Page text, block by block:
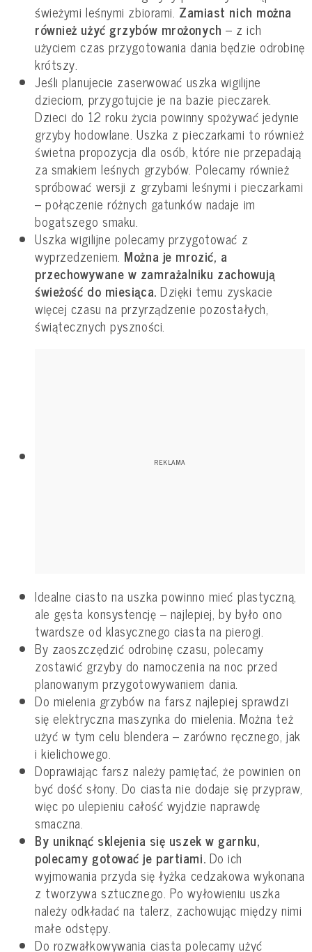
świeżymi leśnymi zbiorami. Zamiast nich można
również użyć grzybów mrożonych – z ich
użyciem czas przygotowania dania będzie odrobinę
krótszy.
Jeśli planujecie zaserwować uszka wigilijne
dzieciom, przygotujcie je na bazie pieczarek.
Dzieci do 12 roku życia powinny spożywać jedynie
grzyby hodowlane. Uszka z pieczarkami to również
świetna propozycja dla osób, które nie przepadają
za smakiem leśnych grzybów. Polecamy również
spróbować wersji z grzybami leśnymi i pieczarkami
– połączenie różnych gatunków nadaje im
bogatszego smaku.
Uszka wigilijne polecamy przygotować z
wyprzedzeniem. Można je mrozić, a
przechowywane w zamrażalniku zachowują
świeżość do miesiąca. Dzięki temu zyskacie
więcej czasu na przyrządzenie pozostałych,
świątecznych pyszności.
Idealne ciasto na uszka powinno mieć plastyczną,
ale gęsta konsystencję – najlepiej, by było ono
twardsze od klasycznego ciasta na pierogi.
By zaoszczędzić odrobinę czasu, polecamy
zostawić grzyby do namoczenia na noc przed
planowanym przygotowywaniem dania.
Do mielenia grzybów na farsz najlepiej sprawdzi
się elektryczna maszynka do mielenia. Można też
użyć w tym celu blendera – zarówno ręcznego, jak
i kielichowego.
Doprawiając farsz należy pamiętać, że powinien on
być dość słony. Do ciasta nie dodaje się przypraw,
więc po ulepieniu całość wyjdzie naprawdę
smaczna.
By uniknąć sklejenia się uszek w garnku,
polecamy gotować je partiami. Do ich
wyjmowania przyda się łyżka cedzakowa wykonana
z tworzywa sztucznego. Po wyłowieniu uszka
należy odkładać na talerz, zachowując między nimi
małe odstępy.
Do rozwałkowywania ciasta polecamy użyć